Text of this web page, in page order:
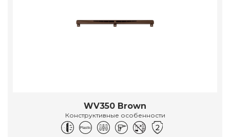
WV350 Brown
Конструктивные особенности